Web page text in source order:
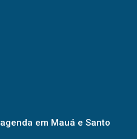
em Mauá e Santo